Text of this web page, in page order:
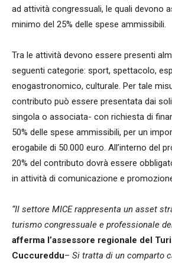
ad attività congressuali, le quali devono
minimo del 25% delle spese ammissibili.
Tra le attività devono essere presenti
seguenti categorie: sport, spettacolo,
enogastronomico, culturale. Per tale
contributo può essere presentata dai
singola o associata- con richiesta di
50% delle spese ammissibili, per un
erogabile di 50.000 euro. All’interno del
20% del contributo dovrà essere
in attività di comunicazione e
“Il settore MICE rappresenta un asset
turismo congressuale e professionale
afferma l’assessore regionale del
Cuccureddu– Si tratta di un comparto